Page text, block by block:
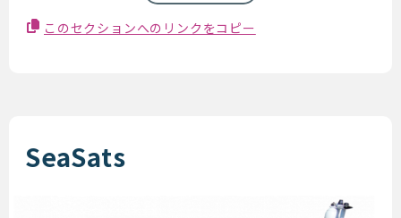
このセクションへのリンクをコピー
SeaSats